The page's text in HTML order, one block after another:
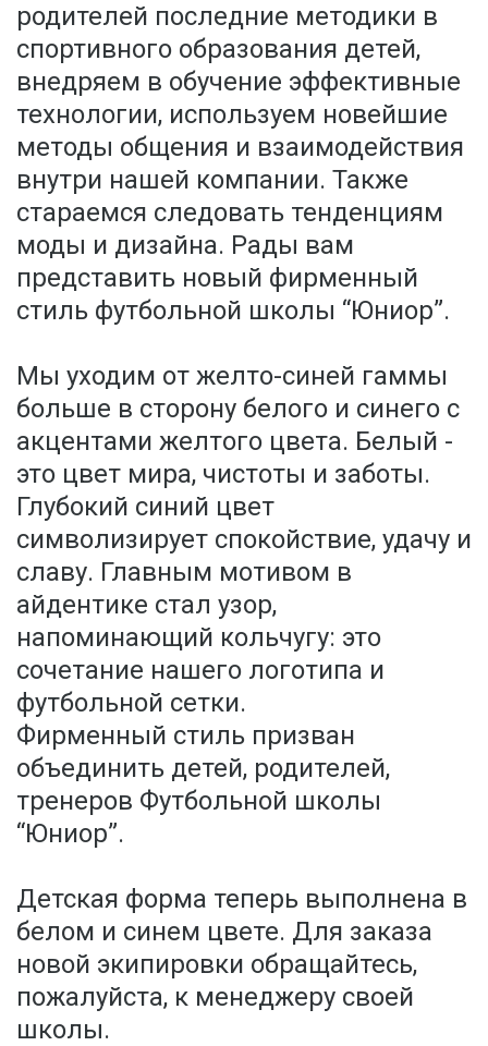
родителей последние методики в
спортивного образования детей,
внедряем в обучение эффективные
технологии, используем новейшие
методы общения и взаимодействия
внутри нашей компании. Также
стараемся следовать тенденциям
моды и дизайна. Рады вам
представить новый фирменный
стиль футбольной школы “Юниор”.
Мы уходим от желто-синей гаммы
больше в сторону белого и синего с
акцентами желтого цвета. Белый -
это цвет мира, чистоты и заботы.
Глубокий синий цвет
символизирует спокойствие, удачу и
славу. Главным мотивом в
айдентике стал узор,
напоминающий кольчугу: это
сочетание нашего логотипа и
футбольной сетки.
Фирменный стиль призван
объединить детей, родителей,
тренеров Футбольной школы
“Юниор”.
Детская форма теперь выполнена в
белом и синем цвете. Для заказа
новой экипировки обращайтесь,
пожалуйста, к менеджеру своей
школы.